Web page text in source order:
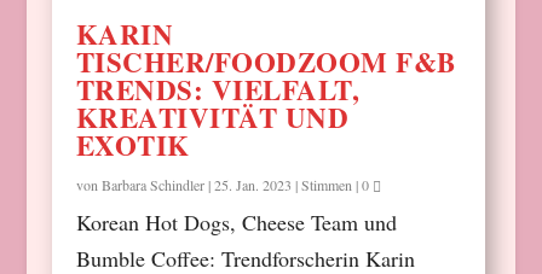
KARIN
TISCHER/FOODZOOM F&B
TRENDS: VIELFALT,
KREATIVITÄT UND
EXOTIK
von Barbara Schindler|25. Jan. 2023 |Stimmen |0
Korean Hot Dogs, Cheese Team und
Bumble Coffee: Trendforscherin Karin